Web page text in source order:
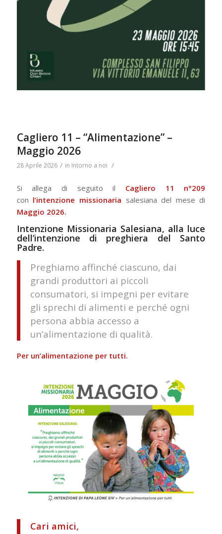
Cagliero 11 – “Alimentazione” –
Maggio 2026
28 Aprile 2026 / in Intorno a noi /
Si allega di seguito il Cagliero 11 n°209
con l’intenzione missionaria salesiana del mese di
Maggio 2026.
Intenzione Missionaria Salesiana, alla luce
dell’intenzione di preghiera del Santo
Padre.
Preghiamo affinché ciascuno, dai
grandi produttori ai piccoli
consumatori, si impegni per evitare
gli sprechi di alimenti e perché ogni
persona abbia accesso a
un’alimentazione di qualità.
Per un’alimentazione per tutti.
Cari amici,